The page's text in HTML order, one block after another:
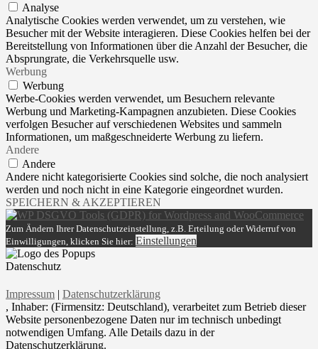
Analyse
Analytische Cookies werden verwendet, um zu verstehen, wie
Besucher mit der Website interagieren. Diese Cookies helfen bei der
Bereitstellung von Informationen über die Anzahl der Besucher, die
Absprungrate, die Verkehrsquelle usw.
Werbung
Werbung
Werbe-Cookies werden verwendet, um Besuchern relevante
Werbung und Marketing-Kampagnen anzubieten. Diese Cookies
verfolgen Besucher auf verschiedenen Websites und sammeln
Informationen, um maßgeschneiderte Werbung zu liefern.
Andere
Andere
Andere nicht kategorisierte Cookies sind solche, die noch analysiert
werden und noch nicht in eine Kategorie eingeordnet wurden.
SPEICHERN & AKZEPTIEREN
Zum Ändern Ihrer Datenschutzeinstellung, z.B. Erteilung oder Widerruf von
Einwilligungen, klicken Sie hier: Einstellungen
Datenschutz
Impressum | Datenschutzerklärung
, Inhaber: (Firmensitz: Deutschland), verarbeitet zum Betrieb dieser
Website personenbezogene Daten nur im technisch unbedingt
notwendigen Umfang. Alle Details dazu in der
Datenschutzerklärung.